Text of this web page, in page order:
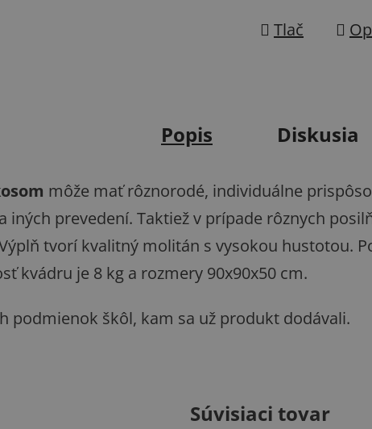
Tlač
Popis Diskusia
môže mať rôznorodé, individuálne
iných prevedení. Taktiež v prípade rôznych
tvorí kvalitný molitán s vysokou hustotou.
kvádru je 8 kg a rozmery 90x90x50 cm.
podmienok škôl, kam sa už produkt dodávali.
Súvisiaci tovar